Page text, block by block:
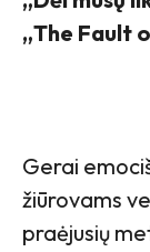
„The Fault
Gerai
žiūrovams
praėjusių